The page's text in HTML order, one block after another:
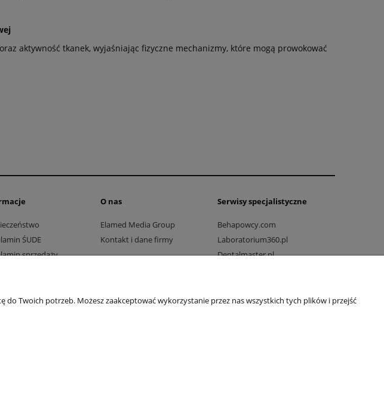
aktywność tkanek, wyjaśniając fizyczne mechanizmy, które mogą prowokować
ŚUDE
sprzedaży
O nas
Elamed Media Group
Kontakt i dane firmy
Serwisy specjalistyczne
Behapowcy.com
Laboratorium360.pl
Dentalmaster.pl
Drogowo-mostowy.pl
Twoich potrzeb. Możesz zaakceptować wykorzystanie przez nas wszystkich tych plików i przejść